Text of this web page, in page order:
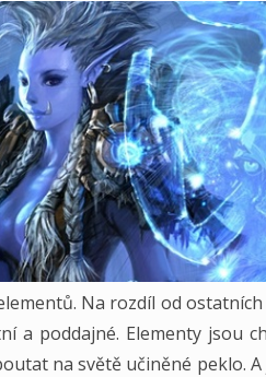
Na rozdíl od
a poddajné. Elementy jsou
na světě učiněné peklo. A